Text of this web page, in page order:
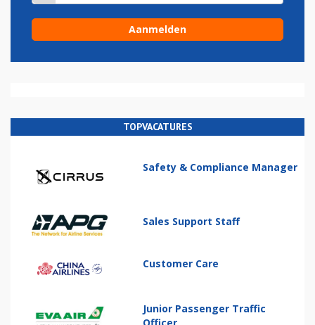
TOPVACATURES
Safety & Compliance Manager
Sales Support Staff
Customer Care
Junior Passenger Traffic